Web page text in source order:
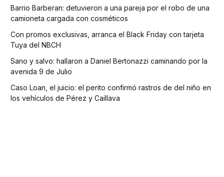
Barrio Barberan: detuvieron a una pareja por el robo de una
camioneta cargada con cosméticos
Con promos exclusivas, arranca el Black Friday con tarjeta
Tuya del NBCH
Sano y salvo: hallaron a Daniel Bertonazzi caminando por la
avenida 9 de Julio
Caso Loan, el juicio: el perito confirmó rastros de del niño en
los vehículos de Pérez y Caillava